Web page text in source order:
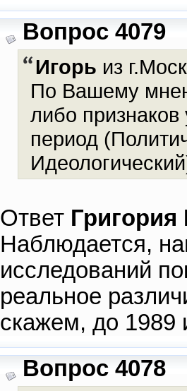
Вопрос 4079
Игорь из
По Вашему
либо
период
Ответ
Наблюдается,
исследований
реальное
скажем, до 1989
Вопрос 4078